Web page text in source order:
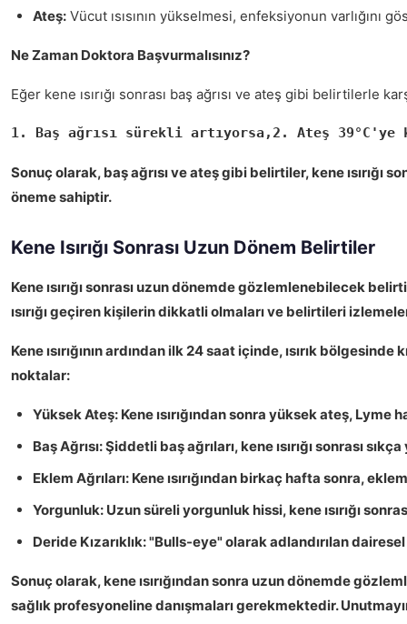
Ateş: Vücut ısısının yükselmesi, enfeksiyonun varlığını
Ne Zaman Doktora Başvurmalısınız?
Eğer kene ısırığı sonrası baş ağrısı ve ateş gibi belirtilerle
1. Baş ağrısı sürekli artıyorsa,2. Ateş
Sonuç olarak, baş ağrısı ve ateş gibi belirtiler, kene ısırığı
öneme sahiptir.
Kene Isırığı Sonrası Uzun Dönem Belirtiler
Kene ısırığı sonrası uzun dönemde gözlemlenebilecek
ısırığı geçiren kişilerin dikkatli olmaları ve belirtileri
Kene ısırığının ardından ilk 24 saat içinde, ısırık
noktalar:
Yüksek Ateş: Kene ısırığından sonra yüksek ateş, Lyme
Baş Ağrısı:Şiddetli baş ağrıları, kene ısırığı sonrası
Eklem Ağrıları: Kene ısırığından birkaç hafta sonra,
Yorgunluk: Uzun süreli yorgunluk hissi, kene ısırığı
Deride Kızarıklık:"Bulls-eye" olarak adlandırılan dairesel
Sonuç olarak, kene ısırığından sonra uzun dönemde
sağlık profesyoneline danışmaları gerekmektedir.